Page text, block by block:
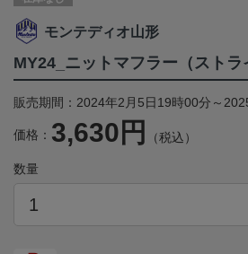
モンテディオ山形
MY24_ニットマフラー（ストラ
販売期間：2024年2月5日19時00分～
価格： 3,630円 （税込）
数量